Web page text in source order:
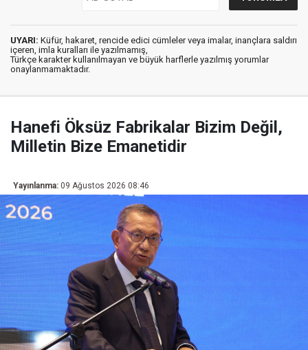
UYARI: Küfür, hakaret, rencide edici cümleler veya imalar, inançlara saldırı
içeren, imla kuralları ile yazılmamış,
Türkçe karakter kullanılmayan ve büyük harflerle yazılmış yorumlar
onaylanmamaktadır.
Hanefi Öksüz Fabrikalar Bizim Değil,
Milletin Bize Emanetidir
Yayınlanma: 09 Ağustos 2026 08:46